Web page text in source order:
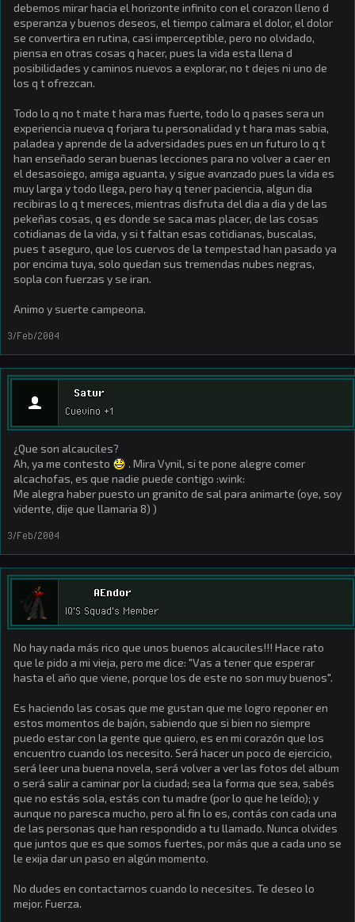
debemos mirar hacia el horizonte infinito con el corazon lleno d
esperanza y buenos deseos, el tiempo calmara el dolor, el dolor
se convertira en rutina, casi imperceptible, pero no olvidado,
piensa en otras cosas q hacer, pues la vida esta llena d
posibilidades y caminos nuevos a explorar, no t dejes ni uno de
los q t ofrezcan.
Todo lo q no t mate t hara mas fuerte, todo lo q pases sera un
experiencia nueva q forjara tu personalidad y t hara mas sabia,
paladea y aprende de la adversidades pues en un futuro lo q t
han enseñado seran buenas lecciones para no volver a caer en
el desasoiego, amiga aguanta, y sigue avanzado pues la vida es
muy larga y todo llega, pero hay q tener paciencia, algun dia
recibiras lo q t mereces, mientras disfruta del dia a dia y de las
pekeñas cosas, q es donde se saca mas placer, de las cosas
cotidianas de la vida, y si t faltan esas cotidianas, buscalas,
pues t aseguro, que los cuervos de la tempestad han pasado ya
por encima tuya, solo quedan sus tremendas nubes negras,
sopla con fuerzas y se iran.
Animo y suerte campeona.
3/Feb/2004
Satur
Cuevino +1
¿Que son alcauciles?
Ah, ya me contesto
. Mira Vynil, si te pone alegre comer
alcachofas, es que nadie puede contigo :wink:
Me alegra haber puesto un granito de sal para animarte (oye, soy
vidente, dije que llamaria 8) )
3/Feb/2004
AEndor
IQ'S Squad's Member
No hay nada más rico que unos buenos alcauciles!!! Hace rato
que le pido a mi vieja, pero me dice: "Vas a tener que esperar
hasta el año que viene, porque los de este no son muy buenos".
Es haciendo las cosas que me gustan que me logro reponer en
estos momentos de bajón, sabiendo que si bien no siempre
puedo estar con la gente que quiero, es en mi corazón que los
encuentro cuando los necesito. Será hacer un poco de ejercicio,
será leer una buena novela, será volver a ver las fotos del album
o será salir a caminar por la ciudad; sea la forma que sea, sabés
que no estás sola, estás con tu madre (por lo que he leído); y
aunque no paresca mucho, pero al fin lo es, contás con cada una
de las personas que han respondido a tu llamado. Nunca olvides
que juntos que es que somos fuertes, por más que a cada uno se
le exija dar un paso en algún momento.
No dudes en contactarnos cuando lo necesites. Te deseo lo
mejor. Fuerza.